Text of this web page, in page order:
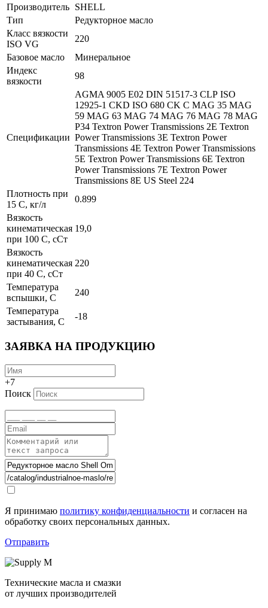
Производитель SHELL
Тип
Редукторное масло
Класс вязкости
ISO VG
220
Базовое масло
Минеральное
Индекс
вязкости
98
Спецификации
AGMA 9005 E02 DIN 51517-3 CLP ISO
12925-1 CKD ISO 680 CK С MAG 35 MAG
59 MAG 63 MAG 74 MAG 76 MAG 78 MAG
P34 Textron Power Transmissions 2E Textron
Power Transmissions 3E Textron Power
Transmissions 4E Textron Power Transmissions
5E Textron Power Transmissions 6E Textron
Power Transmissions 7E Textron Power
Transmissions 8E US Steel 224
Плотность при
15 С, кг/л
0.899
Вязкость
кинематическая
при 100 С, сСт
19,0
Вязкость
кинематическая
при 40 С, сСт
220
Температура
вспышки, С
240
Температура
застывания, С
-18
ЗАЯВКА НА ПРОДУКЦИЮ
+7
Поиск
Я принимаю политику конфиденциальности и согласен на
обработку своих персональных данных.
Отправить
Технические масла и смазки
от лучших производителей